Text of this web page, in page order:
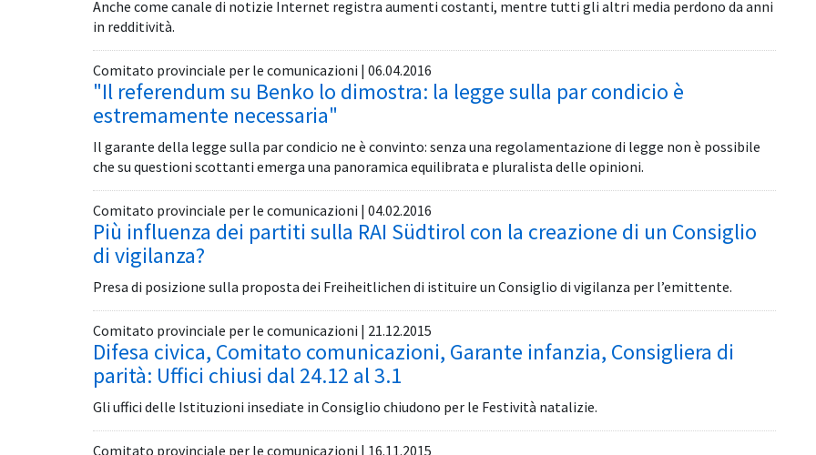
Anche come canale di notizie Internet registra aumenti costanti, mentre tutti gli altri media perdono da anni
in redditività.
Comitato provinciale per le comunicazioni | 06.04.2016
"Il referendum su Benko lo dimostra: la legge sulla par condicio è
estremamente necessaria"
Il garante della legge sulla par condicio ne è convinto: senza una regolamentazione di legge non è possibile
che su questioni scottanti emerga una panoramica equilibrata e pluralista delle opinioni.
Comitato provinciale per le comunicazioni | 04.02.2016
Più influenza dei partiti sulla RAI Südtirol con la creazione di un Consiglio
di vigilanza?
Presa di posizione sulla proposta dei Freiheitlichen di istituire un Consiglio di vigilanza per l’emittente.
Comitato provinciale per le comunicazioni | 21.12.2015
Difesa civica, Comitato comunicazioni, Garante infanzia, Consigliera di
parità: Uffici chiusi dal 24.12 al 3.1
Gli uffici delle Istituzioni insediate in Consiglio chiudono per le Festività natalizie.
Comitato provinciale per le comunicazioni | 16.11.2015